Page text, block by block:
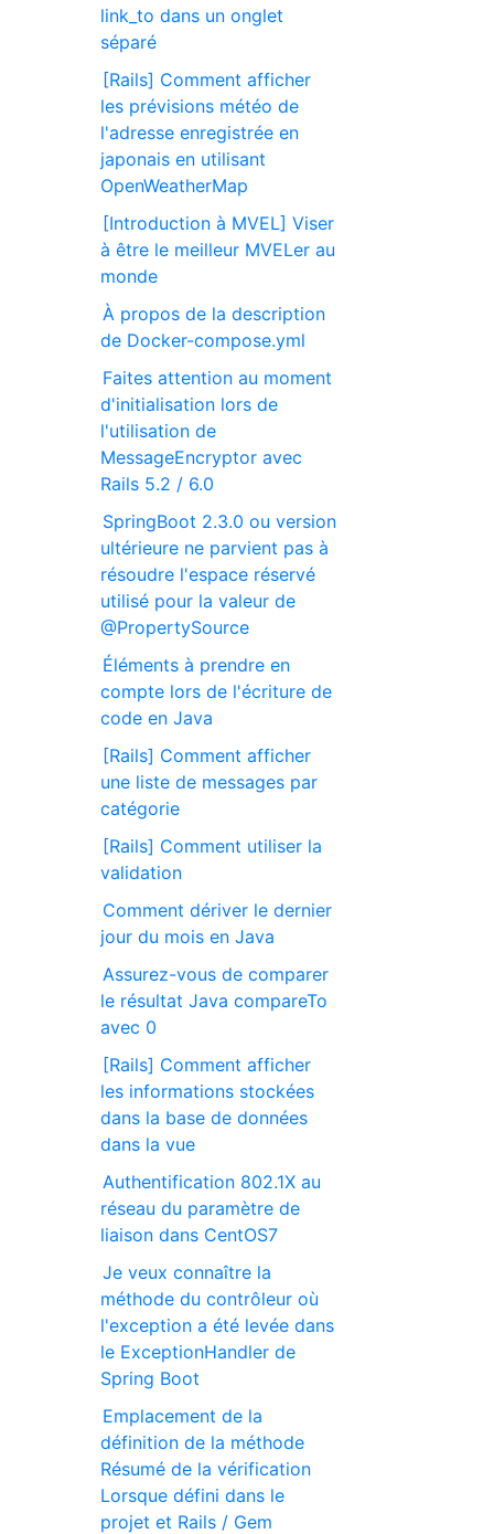
link_to dans un onglet
séparé
[Rails] Comment afficher
les prévisions météo de
l'adresse enregistrée en
japonais en utilisant
OpenWeatherMap
[Introduction à MVEL] Viser
à être le meilleur MVELer au
monde
À propos de la description
de Docker-compose.yml
Faites attention au moment
d'initialisation lors de
l'utilisation de
MessageEncryptor avec
Rails 5.2 / 6.0
SpringBoot 2.3.0 ou version
ultérieure ne parvient pas à
résoudre l'espace réservé
utilisé pour la valeur de
@PropertySource
Éléments à prendre en
compte lors de l'écriture de
code en Java
[Rails] Comment afficher
une liste de messages par
catégorie
[Rails] Comment utiliser la
validation
Comment dériver le dernier
jour du mois en Java
Assurez-vous de comparer
le résultat Java compareTo
avec 0
[Rails] Comment afficher
les informations stockées
dans la base de données
dans la vue
Authentification 802.1X au
réseau du paramètre de
liaison dans CentOS7
Je veux connaître la
méthode du contrôleur où
l'exception a été levée dans
le ExceptionHandler de
Spring Boot
Emplacement de la
définition de la méthode
Résumé de la vérification
Lorsque défini dans le
projet et Rails / Gem